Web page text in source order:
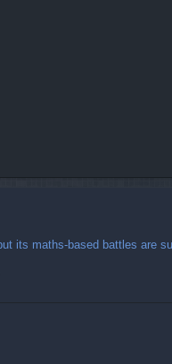
its maths-based battles are